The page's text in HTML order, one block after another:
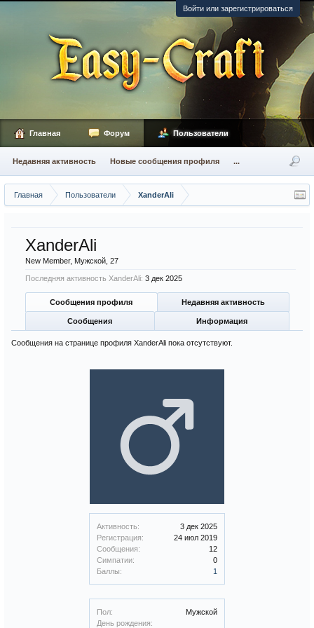
Войти или зарегистрироваться
Главная Пользователи XanderAli
Активность:
3 дек 2025
Регистрация:
24 июл 2019
Сообщения:
12
Симпатии:
0
Баллы:
1
Пол:
Мужской
День рождения:
XanderAli
New Member, Мужской, 27
Последняя активность XanderAli: 3 дек 2025
Сообщения профиля Недавняя активность
Сообщения Информация
Сообщения на странице профиля XanderAli пока отсутствуют.
Главная Форум Пользователи
Недавняя активность Новые сообщения профиля ...